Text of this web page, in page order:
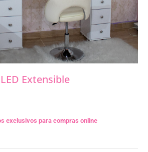
Extensible
exclusivos para compras online